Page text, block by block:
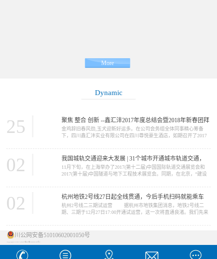
More
Dynamic
聚焦 整合 创新 --鑫汇沣2017年度总结会暨2018年新春团拜
会
25
金鸡辞旧春风劲,玉犬迎新好运多。在公司会务组全体同事精心筹备
下，四川鑫汇沣实业有限公司在四川尊悦豪生酒店，如期召开了2017
到合影留念。 下午1点半，公司董事长赵丕强携公司全体高管出
席了总结会，来自西北、西南、华东、华南、三北区域事业部，以及
集团职能部门的全体员工150余人参加了此...
我国城轨交通迎来大发展 | 31个城市开通城市轨道交通，
总里程近4000公里
02
11月下旬，在上海举办了2017(第十二届)中国国际轨道交通展览会和
2017(第十届)中国隧道与地下工程技术展览会。同期，在北京，“建设
会和论坛，都发出一个信号：我国城市轨道交通的发展，正进入一个
发展极为迅速的时期。【城轨大发展】 在座谈会上，中国城市轨
道...
杭州地铁2号线27日起全线贯通，今后手机扫码就能乘车
02
杭州2号线二三期试运营 据杭州市地铁集团消息，地铁2号线二
期、三期于12月27日17:00开通试运营，这一次将直通良渚。我们先来
三射”中的主轴，全线起...
川公网安备51010602001050号
Copyright © 2017-2020 蜀ICP备18009189号-1